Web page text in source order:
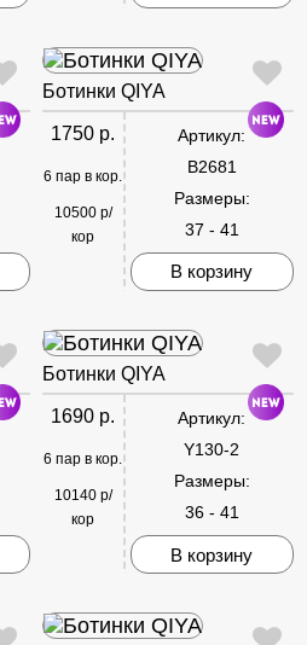
Ботинки QIYA
1750 р.
6 пар в кор.
10500 р/
кор
Артикул:
B2681
Размеры:
37 - 41
В корзину
Ботинки QIYA
1690 р.
6 пар в кор.
10140 р/
кор
Артикул:
Y130-2
Размеры:
36 - 41
В корзину